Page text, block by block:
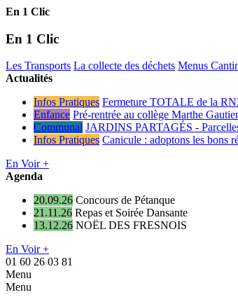
En 1 Clic
En 1 Clic
Les Transports La collecte des déchets Menus
Actualités
Infos Pratiques Fermeture TOTALE de la
Enfance Pré-rentrée au collège Marthe Gautier
Communal JARDINS PARTAGÉS -
Infos Pratiques Canicule : adoptons les bons
En Voir +
Agenda
20.09.26 Concours de Pétanque
21.11.26 Repas et Soirée Dansante
13.12.26 NOËL DES FRESNOIS
En Voir +
01 60 26 03 81
Menu
Menu